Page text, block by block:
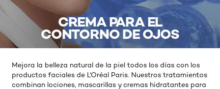
CREMA PARA EL
CONTORNO DE OJOS
Mejora la belleza natural de la piel todos los días con los
productos faciales de L'Oréal Paris. Nuestros tratamientos
combinan lociones, mascarillas y cremas hidratantes para